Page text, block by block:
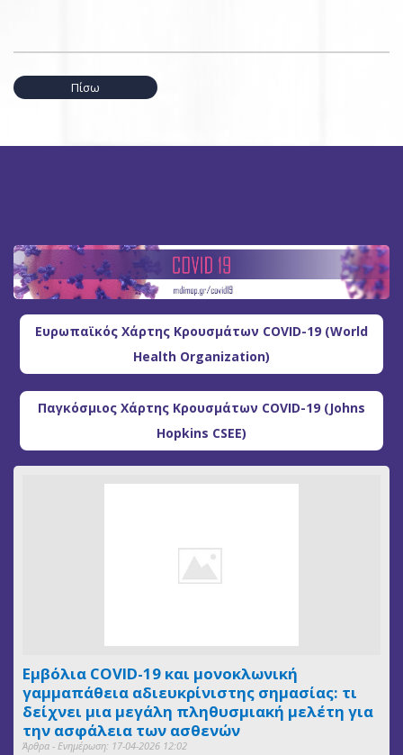
Πίσω
Ευρωπαϊκός Χάρτης Κρουσμάτων COVID-19 (World
Health Organization)
Παγκόσμιος Χάρτης Κρουσμάτων COVID-19 (Johns
Hopkins CSEE)
Εμβόλια COVID-19 και μονοκλωνική
γαμμαπάθεια αδιευκρίνιστης σημασίας: τι
δείχνει μια μεγάλη πληθυσμιακή μελέτη για
την ασφάλεια των ασθενών
Άρθρα - Ενημέρωση: 17-04-2026 12:02